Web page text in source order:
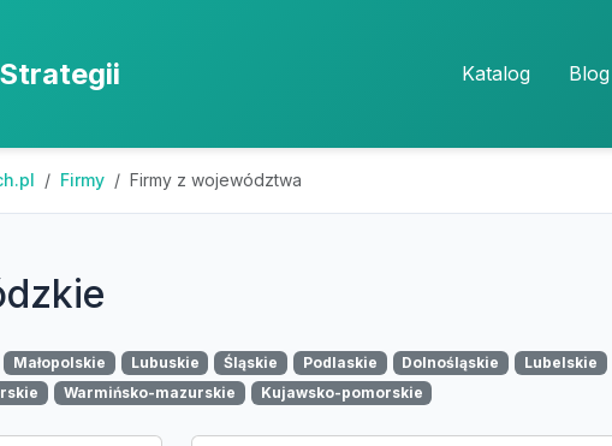
Katalog Blog
Firmy Firmy z województwa
Małopolskie Lubuskie Śląskie Podlaskie Dolnośląskie Lubelskie
Warmińsko-mazurskie Kujawsko-pomorskie